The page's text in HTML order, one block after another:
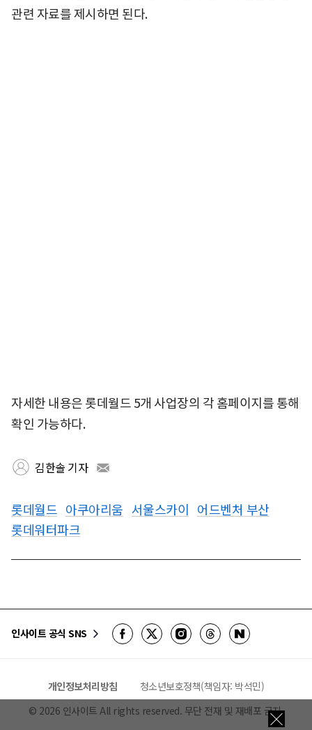
관련 자료를 제시하면 된다.
자세한 내용은 롯데월드 5개 사업장의 각 홈페이지를 통해
확인 가능하다.
김한솔 기자
롯데월드 아쿠아리움 서울스카이 어드벤처 부산
롯데워터파크
인사이트 공식 SNS
개인정보처리방침
청소년보호정책(책임자: 박석민)
© 2026 인사이트 All rights reserved. 무단 전재 및 재배포 금지.